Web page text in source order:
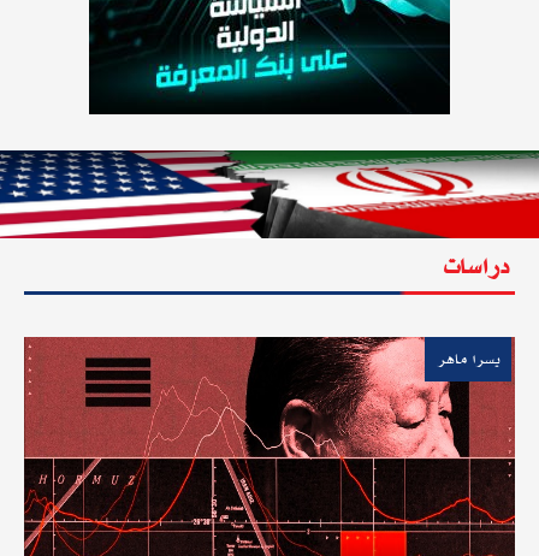
دراسات
يسرا ماهر